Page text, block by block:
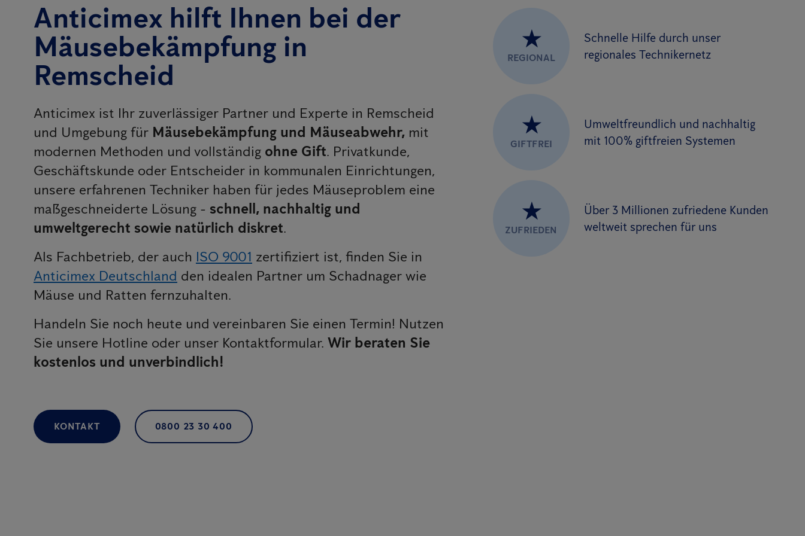
Anticimex hilft Ihnen bei der
Mäusebekämpfung in
Remscheid
Anticimex ist Ihr zuverlässiger Partner und Experte in Remscheid
und Umgebung für Mäusebekämpfung und Mäuseabwehr, mit
modernen Methoden und vollständig ohne Gift. Privatkunde,
Geschäftskunde oder Entscheider in kommunalen Einrichtungen,
unsere erfahrenen Techniker haben für jedes Mäuseproblem eine
maßgeschneiderte Lösung - schnell, nachhaltig und
umweltgerecht sowie natürlich diskret.
Als Fachbetrieb, der auch ISO 9001 zertifiziert ist, finden Sie in
Anticimex Deutschland den idealen Partner um Schadnager wie
Mäuse und Ratten fernzuhalten.
Handeln Sie noch heute und vereinbaren Sie einen Termin! Nutzen
Sie unsere Hotline oder unser Kontaktformular. Wir beraten Sie
kostenlos und unverbindlich!
KONTAKT 0800 23 30 400
★
REGIONAL
Schnelle Hilfe durch unser
regionales Technikernetz
★
GIFTFREI
Umweltfreundlich und nachhaltig
mit 100% giftfreien Systemen
★
ZUFRIEDEN
Über 3 Millionen zufriedene Kunden
weltweit sprechen für uns